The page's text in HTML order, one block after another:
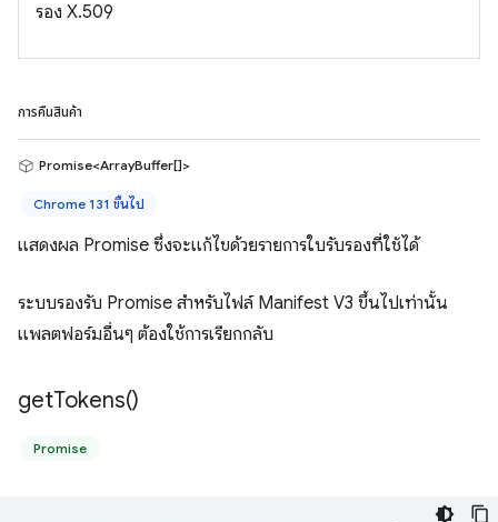
รอง X.509
การคืนสินค้า
Promise<ArrayBuffer[]>
Chrome 131 ขึ้นไป
แสดงผล Promise ซึ่งจะแก้ไขด้วยรายการใบรับรองที่ใช้ได้
ระบบรองรับ Promise สำหรับไฟล์ Manifest V3 ขึ้นไปเท่านั้น
แพลตฟอร์มอื่นๆ ต้องใช้การเรียกกลับ
getTokens()
Promise